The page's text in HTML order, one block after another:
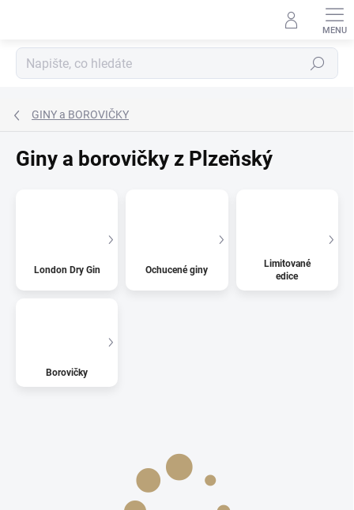
Hledat
GINY a BOROVIČKY
Giny a borovičky z Plzeňský
London Dry Gin Ochucené giny
Limitované
edice
Borovičky